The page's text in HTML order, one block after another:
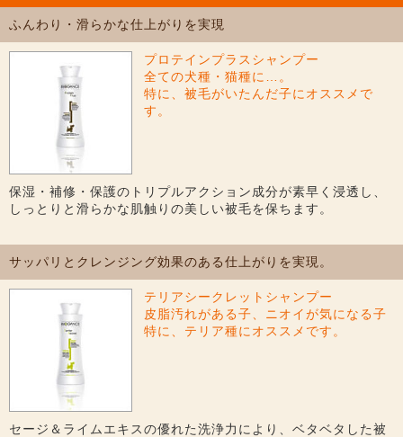
ふんわり・滑らかな仕上がりを実現
プロテインプラスシャンプー
全ての犬種・猫種に…。
特に、被毛がいたんだ子にオススメで
す。
保湿・補修・保護のトリプルアクション成分が素早く浸透し、
しっとりと滑らかな肌触りの美しい被毛を保ちます。
サッパリとクレンジング効果のある仕上がりを実現。
テリアシークレットシャンプー
皮脂汚れがある子、ニオイが気になる子
特に、テリア種にオススメです。
セージ＆ライムエキスの優れた洗浄力により、ベタベタした被